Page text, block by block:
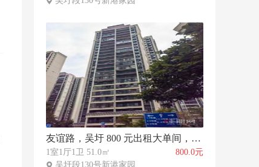
友谊路，吴圩 800 元出租大单间，买菜购物出行一站式便利
1室1厅1卫 51.0㎡
800.0元
吴圩段130号新港家园